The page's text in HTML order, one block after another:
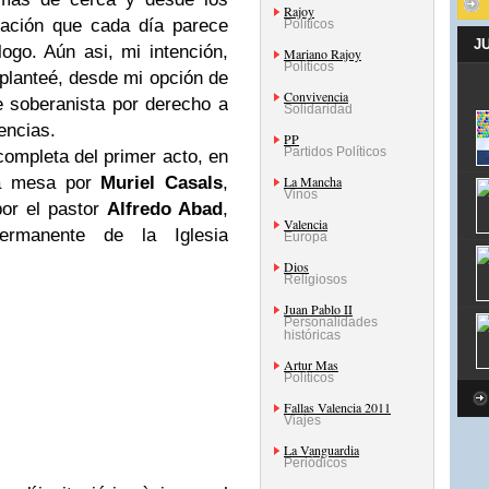
que cada día parece
Aún asi, mi intención,
desde mi opción de
soberanista por derecho a
del primer acto, en
mesa por Muriel Casals,
el pastor Alfredo Abad,
de la Iglesia
Rajoy
Políticos
Mariano Rajoy
Políticos
Convivencia
Solidaridad
PP
Partidos Políticos
La Mancha
Vinos
Valencia
Europa
Dios
Religiosos
Juan Pablo II
Personalidades
históricas
Artur Mas
Políticos
Fallas Valencia 2011
Viajes
La Vanguardia
Periódicos